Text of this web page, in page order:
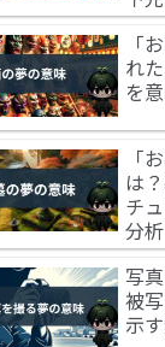
「
れ
を
「
は
チ
分析
写
被
示